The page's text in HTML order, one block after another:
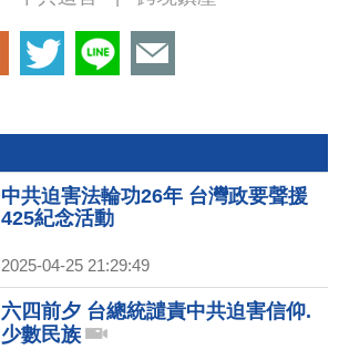
中共迫害法輪功26年 台灣政要聲援
425紀念活動
2025-04-25 21:29:49
六四前夕 台總統譴責中共迫害信仰.
少數民族